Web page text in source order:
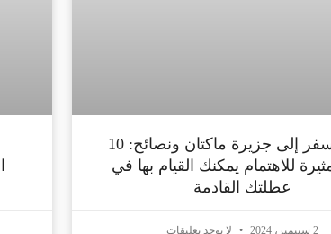
دليل السفر إلى جزيرة ماكتان ونصائح: 10
للاهتمام يمكنك القيام بها في
عطلتك القادمة
2 سبتمبر، 2024 لا توجد تعليقات